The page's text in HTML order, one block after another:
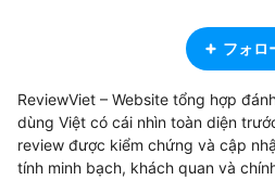
フォロ
ReviewViet – Website tổng hợp
dùng Việt có cái nhìn toàn diện
review được kiểm chứng và cập
tính minh bạch, khách quan và